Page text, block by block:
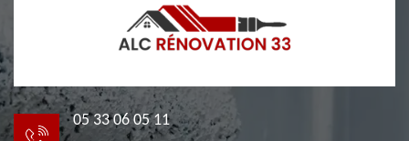
05 33 06 05 11